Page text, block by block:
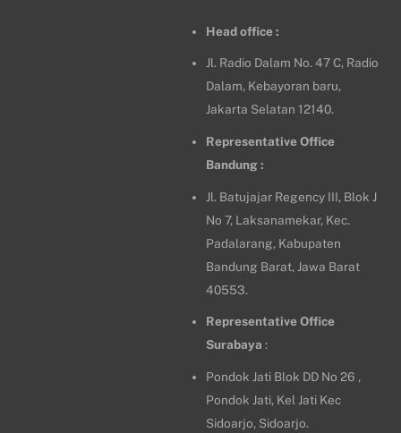
Head office :
Jl. Radio Dalam No. 47 C, Radio
Dalam, Kebayoran baru,
Jakarta Selatan 12140.
Representative Office
Bandung :
Jl. Batujajar Regency III, Blok J
No 7, Laksanamekar, Kec.
Padalarang, Kabupaten
Bandung Barat, Jawa Barat
40553.
Representative Office
Surabaya :
Pondok Jati Blok DD No 26 ,
Pondok Jati, Kel Jati Kec
Sidoarjo, Sidoarjo.